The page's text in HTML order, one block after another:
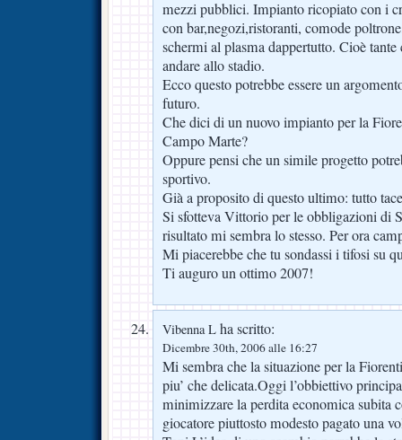
mezzi pubblici. Impianto ricopiato con i
con bar,negozi,ristoranti, comode
schermi al plasma dappertutto. Cioè
andare allo stadio.
Ecco questo potrebbe essere un
futuro.
Che dici di un nuovo impianto per la
Campo Marte?
Oppure pensi che un simile progetto
sportivo.
Già a proposito di questo ultimo: tutto
Si sfotteva Vittorio per le obbligazioni di
risultato mi sembra lo stesso. Per ora
Mi piacerebbe che tu sondassi i tifosi su
Ti auguro un ottimo 2007!
Vibenna L ha scritto:
Dicembre 30th, 2006 alle 16:27
Mi sembra che la situazione per la
piu’ che delicata.Oggi l’obbiettivo
minimizzare la perdita economica subita
giocatore piuttosto modesto pagato una